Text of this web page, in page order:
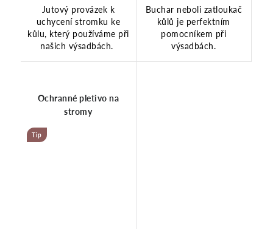
Jutový provázek k
uchycení stromku ke
kůlu, který používáme při
našich výsadbách.
Buchar neboli zatloukač
kůlů je perfektním
pomocníkem při
výsadbách.
Ochranné pletivo na
stromy
Tip